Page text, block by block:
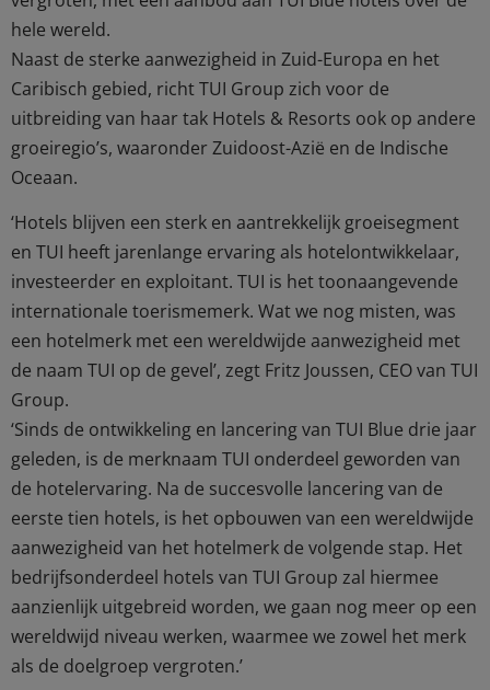
hele wereld.
Naast de sterke aanwezigheid in Zuid-Europa en het
Caribisch gebied, richt TUI Group zich voor de
uitbreiding van haar tak Hotels & Resorts ook op andere
groeiregio’s, waaronder Zuidoost-Azië en de Indische
Oceaan.
‘Hotels blijven een sterk en aantrekkelijk groeisegment
en TUI heeft jarenlange ervaring als hotelontwikkelaar,
investeerder en exploitant. TUI is het toonaangevende
internationale toerismemerk. Wat we nog misten, was
een hotelmerk met een wereldwijde aanwezigheid met
de naam TUI op de gevel’, zegt Fritz Joussen, CEO van TUI
Group.
‘Sinds de ontwikkeling en lancering van TUI Blue drie jaar
geleden, is de merknaam TUI onderdeel geworden van
de hotelervaring. Na de succesvolle lancering van de
eerste tien hotels, is het opbouwen van een wereldwijde
aanwezigheid van het hotelmerk de volgende stap. Het
bedrijfsonderdeel hotels van TUI Group zal hiermee
aanzienlijk uitgebreid worden, we gaan nog meer op een
wereldwijd niveau werken, waarmee we zowel het merk
als de doelgroep vergroten.’